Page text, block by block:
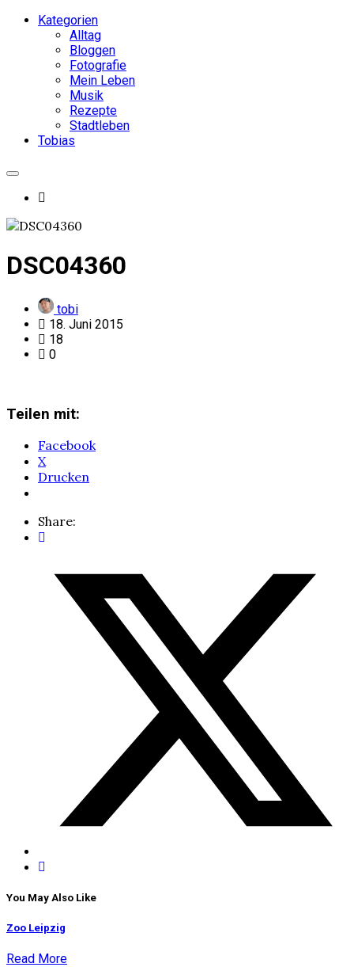
Kategorien
Alltag
Bloggen
Fotografie
Mein Leben
Musik
Rezepte
Stadtleben
Tobias
DSC04360
tobi
18. Juni 2015
18
0
Teilen mit:
Facebook
X
Drucken
Share:
You May Also Like
Zoo Leipzig
Read More